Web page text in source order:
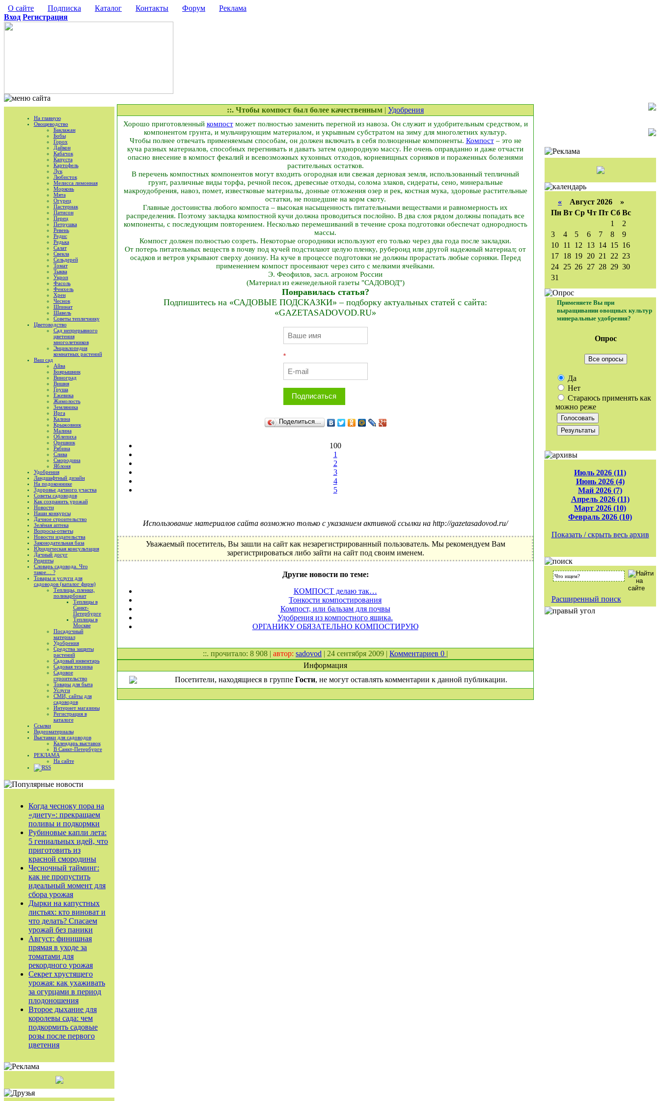
О сайте Подписка Каталог Контакты Форум
Реклама
Вход Регистрация
На главную
Овощеводство
Баклажан
Бобы
Горох
Дайкон
Кабачок
Капуста
Картофель
Лук
Любисток
Мелисса лимонная
Морковь
Мята
Огурец
Пастернак
Патисон
Перец
Петрушка
Ревень
Редис
Редька
Салат
Свекла
Сельдерей
Томат
Тыква
Укроп
Фасоль
Фенхель
Хрен
Чеснок
Шпинат
Шавель
Советы тепличнику
Цветоводство
Сад непрерывного
цветения
многолетников
Энциклопедия
комнатных растений
Ваш сад
Айва
Боярышник
Виноград
Вишня
Груша
Ежевика
Жимолость
Земляника
Ирга
Калина
Крыжовник
Малина
Облепиха
Орешник
Рябина
Слива
Смородина
Яблоня
Удобрения
Ландшафтный дизайн
На подоконнике
Здоровье дачного участка
Советы садоводов
Как сохранить урожай
Новости
Наши конкурсы
Дачное строительство
Зелёная аптека
Вопросы-ответы
Новости издательства
Законодательная база
Юридическая консультация
Дачный досуг
Рецепты
Словарь садовода. Что
такое… ?
Товары и услуги для
садоводов (каталог фирм)
Теплицы, пленки,
поликарбонат
Теплицы в
Санкт-
Петербурге
Теплицы в
Москве
Посадочный
материал
Удобрения
Средства защиты
растений
Садовый инвентарь
Садовая техника
Садовое
строительство
Товары для быта
Услуги
СМИ, сайты для
садоводов
Интернет магазины
Регистрация в
каталоге
Ссылки
Видеоматериалы
Выставки для садоводов
Календарь выставок
В Санкт-Петербурге
РЕКЛАМА
На сайте
RSS
Когда чесноку пора на
«диету»: прекращаем
поливы и подкормки
Рубиновые капли лета:
5 гениальных идей, что
приготовить из
красной смородины
Чесночный тайминг:
как не пропустить
идеальный момент для
сбора урожая
Дырки на капустных
листьях: кто виноват и
что делать? Спасаем
урожай без паники
Август: финишная
прямая в уходе за
томатами для
рекордного урожая
Секрет хрустящего
урожая: как ухаживать
за огурцами в период
плодоношения
Второе дыхание для
королевы сада: чем
подкормить садовые
розы после первого
цветения
::. Чтобы компост был более качественным | Удобрения
Хорошо приготовленный компостможет полностью заменить перегной из навоза. Он служит и удобрительным средством, и
компонентом грунта, и мульчирующим материалом, и укрывным субстратом на зиму для многолетних культур.
Чтобы полнее отвечать применяемым способам, он должен включать в себя полноценные компоненты. Компост– это не
куча разных материалов, способных перегнивать и давать затем однородную массу. Не очень оправданно и даже отчасти
опасно внесение в компост фекалий и всевозможных кухонных отходов, корневищных сорняков и пораженных болезнями
растительных остатков.
В перечень компостных компонентов могут входить огородная или свежая дерновая земля, использованный тепличный
грунт, различные виды торфа, речной песок, древесные отходы, солома злаков, сидераты, сено, минеральные
макроудобрения, навоз, помет, известковые материалы, донные отложения озер и рек, костная мука, здоровые растительные
остатки, не пошедшие на корм скоту.
Главные достоинства любого компоста – высокая насыщенность питательными веществами и равномерность их
распределения. Поэтому закладка компостной кучи должна проводиться послойно. В два слоя рядом должны попадать все
компоненты, с последующим повторением. Несколько перемешиваний в течение срока подготовки обеспечат однородность
массы.
Компост должен полностью созреть. Некоторые огородники используют его только через два года после закладки.
От потерь питательных веществ в почву под кучей подстилают целую пленку, рубероид или другой надежный материал; от
осадков и ветров укрывают сверху донизу. На куче в процессе подготовки не должны прорастать любые сорняки. Перед
применением компост просеивают через сито с мелкими ячейками.
Э. Феофилов, засл. агроном России
(Материал из еженедельной газеты "САДОВОД")
Понравилась статья?
Подпишитесь на «САДОВЫЕ ПОДСКАЗКИ» – подборку актуальных статей с сайта:
«GAZETASADOVOD.RU»
*
Подписаться
Поделиться…
100
1
2
3
4
5
Использование материалов сайта возможно только с указанием активной ссылки на http://gazetasadovod.ru/
Уважаемый посетитель, Вы зашли на сайт как незарегистрированный пользователь. Мы рекомендуем Вам
зарегистрироваться либо зайти на сайт под своим именем.
Другие новости по теме:
КОМПОСТ делаю так…
Тонкости компостирования
Компост, или бальзам для почвы
Удобрения из компостного ящика.
ОРГАНИКУ ОБЯЗАТЕЛЬНО КОМПОСТИРУЮ
::. прочитало: 8 908 | автор: sadovod | 24 сентября 2009 | Комментариев 0 |
Информация
Посетители, находящиеся в группе Гости, не могут оставлять комментарии к данной публикации.
« Август 2026 »
Пн Вт Ср Чт Пт Сб Вс
1
2
3
4 5 6 7 8
9
10 11 12 13 14 15 16
17 18 19 20 21 22 23
24 25 26 27 28 29 30
31
Применяете Вы при
выращивании овощных культур
минеральные удобрения?
Опрос
Все опросы
Да
Нет
Стараюсь применять как
можно реже
Июль 2026 (11)
Июнь 2026 (4)
Май 2026 (7)
Апрель 2026 (11)
Март 2026 (10)
Февраль 2026 (10)
Показать / скрыть весь архив
Расширенный поиск